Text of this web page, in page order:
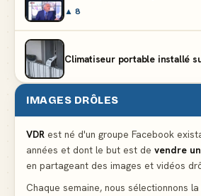
▲ 8
Climatiseur portable installé
Le problème cardiaque du
La voisine en bikini pour que
pelouse
IMAGES DRÔLES
VDR est né d'un groupe Facebook
années et dont le but est de vendre
en partageant des images et vidéos
Chaque semaine, nous sélectionnons